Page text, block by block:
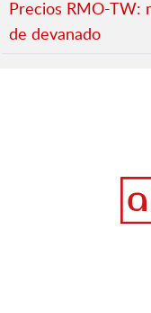
Precios RMO-TW:
de devanado